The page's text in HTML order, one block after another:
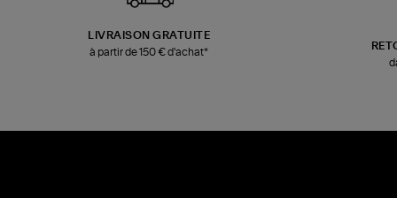
LIVRAISON GRATUITE
à partir de 150 € d'achat*